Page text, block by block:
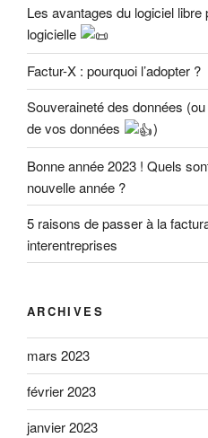
Les avantages du logiciel
logicielle
Factur-X : pourquoi l’adopter ?
Souveraineté des données
de vos données
)
Bonne année 2023 ! Quels
nouvelle année ?
5 raisons de passer à la
interentreprises
ARCHIVES
mars 2023
février 2023
janvier 2023